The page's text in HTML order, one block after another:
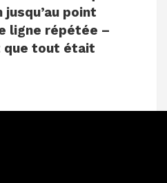
point
ligne répétée –
que tout était